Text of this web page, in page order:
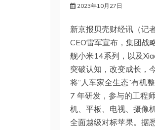
2023年10月27日
新京报贝壳财经讯（记
CEO雷军宣布，集团战
舰小米14系列，以及
突破认知，改变成长，
将“人车家全生态”有机
7 年研发，参与的工程
机、平板、电视、摄像
全面越级对标苹果。据